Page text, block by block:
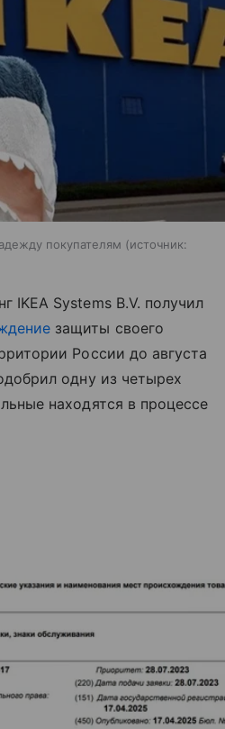
покупателям
источник:
IKEA Systems B.V. получил
защиты своего
России до августа
одну из четырех
находятся в процессе